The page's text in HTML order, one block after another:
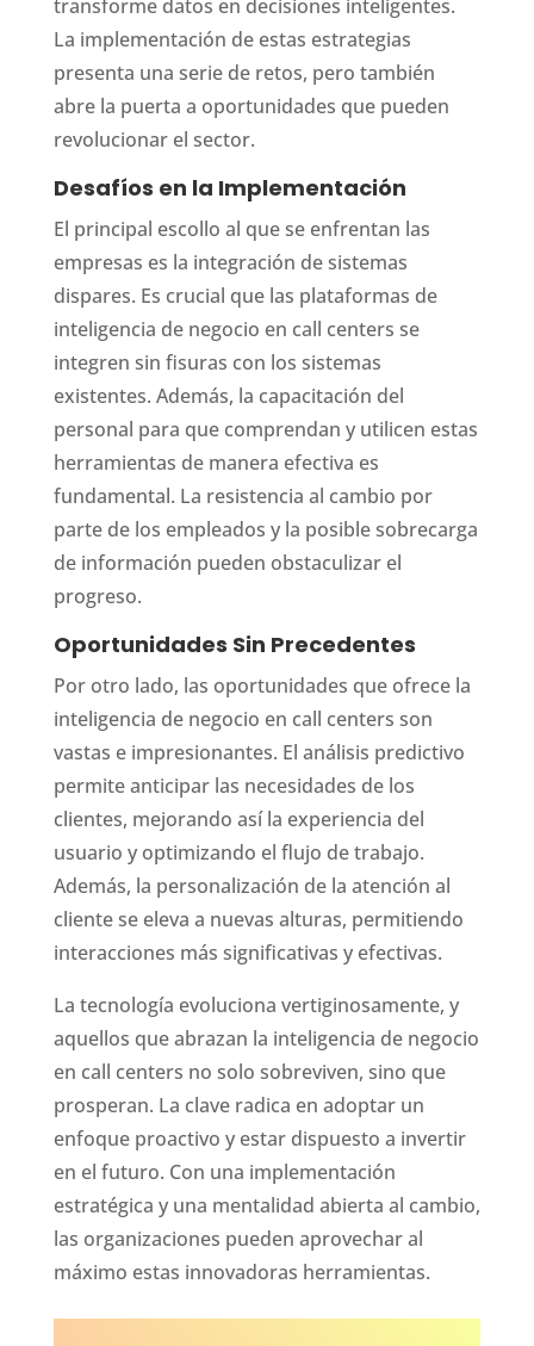
transforme datos en decisiones inteligentes.
La implementación de estas estrategias
presenta una serie de retos, pero también
abre la puerta a oportunidades que pueden
revolucionar el sector.
Desafíos en la Implementación
El principal escollo al que se enfrentan las
empresas es la integración de sistemas
dispares. Es crucial que las plataformas de
inteligencia de negocio en call centers se
integren sin fisuras con los sistemas
existentes. Además, la capacitación del
personal para que comprendan y utilicen estas
herramientas de manera efectiva es
fundamental. La resistencia al cambio por
parte de los empleados y la posible sobrecarga
de información pueden obstaculizar el
progreso.
Oportunidades Sin Precedentes
Por otro lado, las oportunidades que ofrece la
inteligencia de negocio en call centers son
vastas e impresionantes. El análisis predictivo
permite anticipar las necesidades de los
clientes, mejorando así la experiencia del
usuario y optimizando el flujo de trabajo.
Además, la personalización de la atención al
cliente se eleva a nuevas alturas, permitiendo
interacciones más significativas y efectivas.
La tecnología evoluciona vertiginosamente, y
aquellos que abrazan la inteligencia de negocio
en call centers no solo sobreviven, sino que
prosperan. La clave radica en adoptar un
enfoque proactivo y estar dispuesto a invertir
en el futuro. Con una implementación
estratégica y una mentalidad abierta al cambio,
las organizaciones pueden aprovechar al
máximo estas innovadoras herramientas.